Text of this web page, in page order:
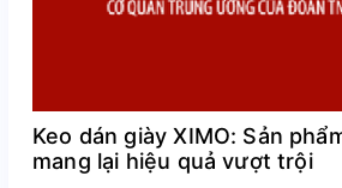
Keo dán giày XIMO: Sản
mang lại hiệu quả vượt trội